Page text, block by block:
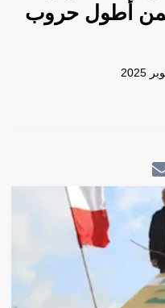
ثمن أطول حروب